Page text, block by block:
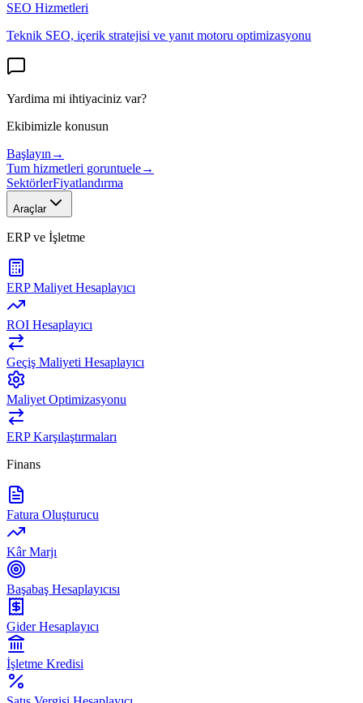
SEO Hizmetleri
Teknik SEO, içerik stratejisi ve yanıt motoru optimizasyonu
Yardima mi ihtiyaciniz var?
Ekibimizle konusun
Başlayın →
Tum hizmetleri goruntuele→
SektörlerFiyatlandırma
Araçlar
ERP ve İşletme
ERP Maliyet Hesaplayıcı
ROI Hesaplayıcı
Geçiş Maliyeti Hesaplayıcı
Maliyet Optimizasyonu
ERP Karşılaştırmaları
Finans
Fatura Oluşturucu
Kâr Marjı
Başabaş Hesaplayıcısı
Gider Hesaplayıcı
İşletme Kredisi